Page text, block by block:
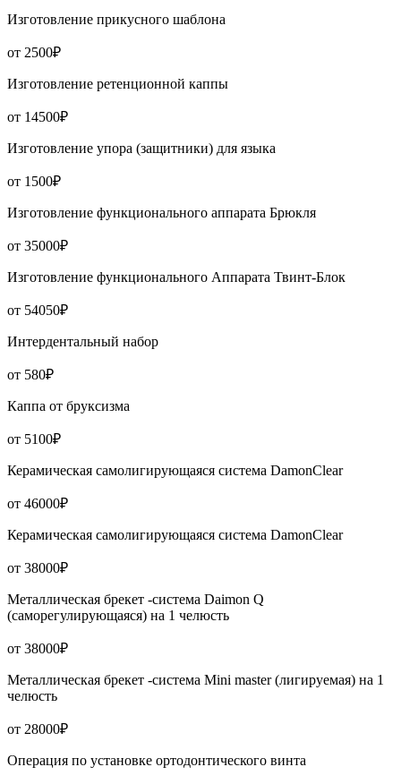
Изготовление прикусного шаблона
от 2500₽
Изготовление ретенционной каппы
от 14500₽
Изготовление упора (защитники) для языка
от 1500₽
Изготовление функционального аппарата Брюкля
от 35000₽
Изготовление функционального Аппарата Твинт-Блок
от 54050₽
Интердентальный набор
от 580₽
Каппа от бруксизма
от 5100₽
Керамическая самолигирующаяся система DamonClear
от 46000₽
Керамическая самолигирующаяся система DamonClear
от 38000₽
Металлическая брекет -система Daimon Q
(саморегулирующаяся) на 1 челюсть
от 38000₽
Металлическая брекет -система Mini master (лигируемая) на 1
челюсть
от 28000₽
Операция по установке ортодонтического винта